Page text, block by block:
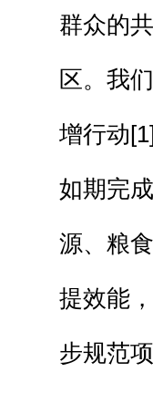
群众的
区。我
增行动
如期完
源、粮
提效能
步规范